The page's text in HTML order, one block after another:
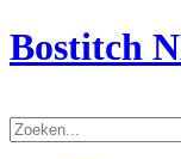
Bostitch